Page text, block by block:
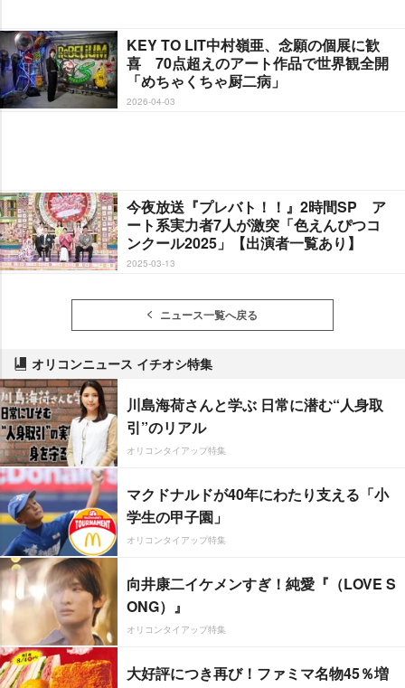
KEY TO LIT中村嶺亜、念願の個展に歓
喜 70点超えのアート作品で世界観全開
「めちゃくちゃ厨二病」
2026-04-03
今夜放送『プレバト！！』2時間SP ア
ート系実力者7人が激突「色えんぴつコ
ンクール2025」【出演者一覧あり】
2025-03-13
ニュース一覧へ戻る
オリコンニュース イチオシ特集
川島海荷さんと学ぶ 日常に潜む“人身取
引”のリアル
オリコンタイアップ特集
マクドナルドが40年にわたり支える「小
学生の甲子園」
オリコンタイアップ特集
向井康二イケメンすぎ！純愛『（LOVE S
ONG）』
オリコンタイアップ特集
大好評につき再び！ファミマ名物45％増